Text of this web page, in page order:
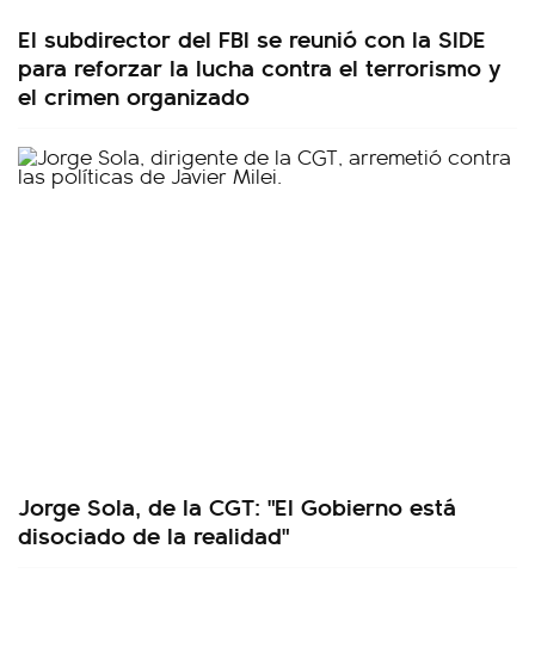
El subdirector del FBI se reunió con la SIDE
para reforzar la lucha contra el terrorismo y
el crimen organizado
Jorge Sola, de la CGT: "El Gobierno está
disociado de la realidad"